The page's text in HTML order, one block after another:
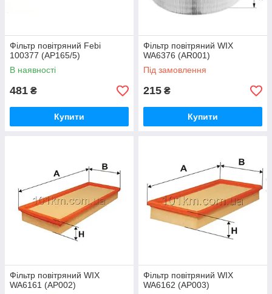
Фільтр повітряний Febi
100377 (AP165/5)
В наявності
481 ₴
Купити
Фільтр повітряний WIX
WA6376 (AR001)
Під замовлення
215 ₴
Купити
Фільтр повітряний WIX
WA6161 (AP002)
Фільтр повітряний WIX
WA6162 (AP003)